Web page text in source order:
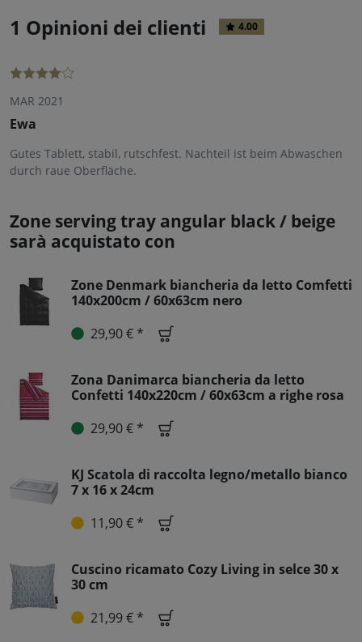
1 Opinioni dei clienti 4.00
MAR 2021
Ewa
Gutes Tablett, stabil, rutschfest. Nachteil ist beim Abwaschen
durch raue Oberfläche.
Zone serving tray angular black / beige
sarà acquistato con
Zone Denmark biancheria da letto Comfetti
140x200cm / 60x63cm nero
29,90 € *
Zona Danimarca biancheria da letto
Confetti 140x220cm / 60x63cm a righe rosa
29,90 € *
KJ Scatola di raccolta legno/metallo bianco
7 x 16 x 24cm
11,90 € *
Cuscino ricamato Cozy Living in selce 30 x
30 cm
21,99 € *